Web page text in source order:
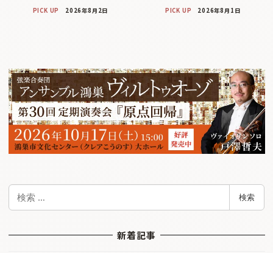
PICK UP 2026年8月2日 PICK UP 2026年8月1日
検
検索
新着記事